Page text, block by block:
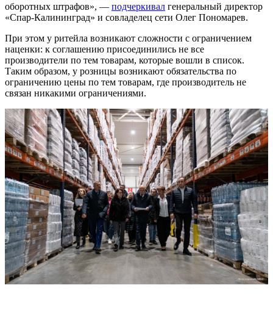
оборотных штрафов», — подчеркивал генеральный директор
«Спар-Калининград» и совладелец сети Олег Пономарев.
При этом у ритейла возникают сложности с ограничением
наценки: к соглашению присоединились не все
производители по тем товарам, которые вошли в список.
Таким образом, у розницы возникают обязательства по
ограничению цены по тем товарам, где производитель не
связан никакими ограничениями.